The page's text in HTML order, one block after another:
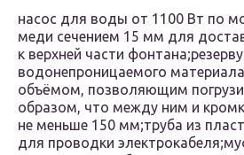
насос для воды от 1100 Вт по
меди сечением 15 мм для
к верхней части
водонепроницаемого
объёмом, позволяющим
образом, что между ним и
не меньше 150 мм;труба из
для проводки